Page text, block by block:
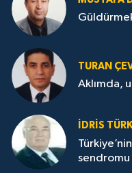
TURAN
Aklımda,
İDRİS
sendromu